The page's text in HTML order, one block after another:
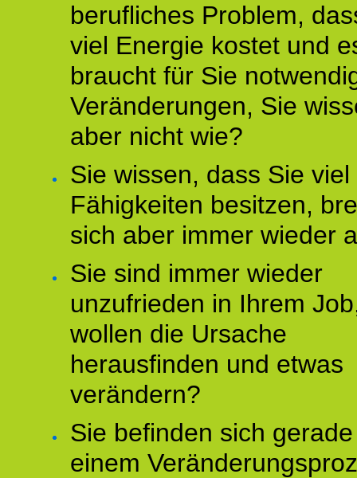
berufliches Problem,
viel Energie kostet und
braucht für Sie
Veränderungen, Sie
aber nicht wie?
Sie wissen, dass Sie
Fähigkeiten besitzen,
sich aber immer wieder
Sie sind immer wieder
unzufrieden in Ihrem
wollen die Ursache
herausfinden und etwas
verändern?
Sie befinden sich
einem